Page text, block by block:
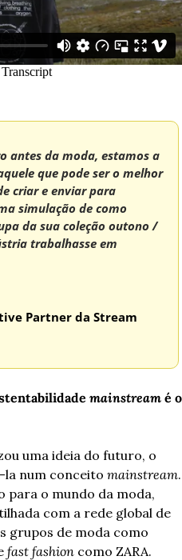
antes da moda, estamos a
que pode ser o melhor
criar e enviar para
simulação de como
da sua coleção outono /
trabalhasse em
Partner da Stream
mainstream é o
uma ideia do futuro, o
num conceito mainstream.
para o mundo da moda,
com a rede global de
grupos de moda como
fast fashion como ZARA.